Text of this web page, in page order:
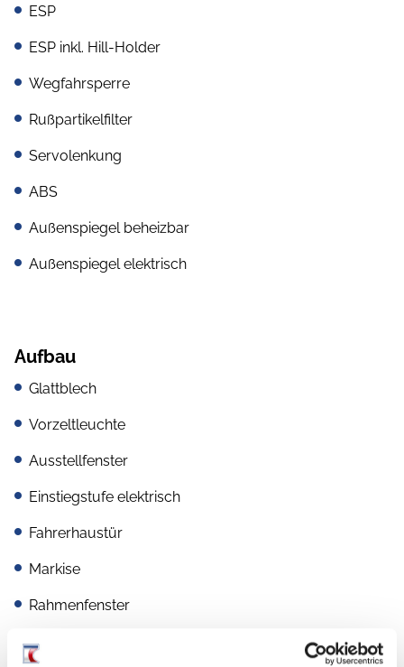
ESP
ESP inkl. Hill-Holder
Wegfahrsperre
Rußpartikelfilter
Servolenkung
ABS
Außenspiegel beheizbar
Außenspiegel elektrisch
Aufbau
Glattblech
Vorzeltleuchte
Ausstellfenster
Einstiegstufe elektrisch
Fahrerhaustür
Markise
Rahmenfenster
Verdunkelungs- und Fliegenschutzrollos